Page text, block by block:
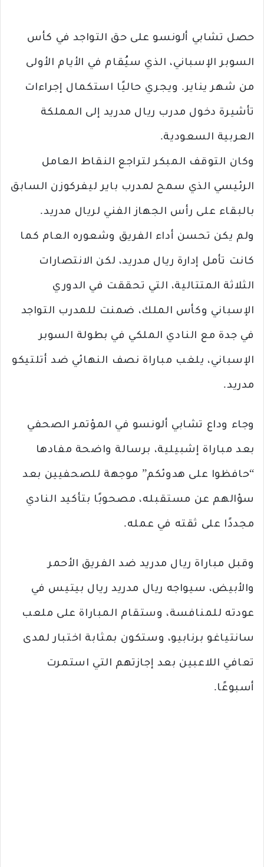
حصل تشابي ألونسو على حق التواجد في كأس
السوبر الإسباني، الذي سيُقام في الأيام الأولى
من شهر يناير. ويجري حاليًا استكمال إجراءات
تأشيرة دخول مدرب ريال مدريد إلى المملكة
العربية السعودية.
وكان التوقف المبكر لتراجع النقاط العامل
الرئيسي الذي سمح لمدرب باير ليفركوزن السابق
بالبقاء على رأس الجهاز الفني لريال مدريد.
ولم يكن تحسن أداء الفريق وشعوره العام كما
كانت تأمل إدارة ريال مدريد، لكن الانتصارات
الثلاثة المتتالية، التي تحققت في الدوري
الإسباني وكأس الملك، ضمنت للمدرب التواجد
في جدة مع النادي الملكي في بطولة السوبر
الإسباني، يلغب مباراة نصف النهائي ضد أتلتيكو
مدريد.
وجاء وداع تشابي ألونسو في المؤتمر الصحفي
بعد مباراة إشبيلية، برسالة واضحة مفادها
“حافظوا على هدوئكم” موجهة للصحفيين بعد
سؤالهم عن مستقبله، مصحوبًا بتأكيد النادي
مجددًا على ثقته في عمله.
وقبل مباراة ريال مدريد ضد الفريق الأحمر
والأبيض، سيواجه ريال مدريد ريال بيتيس في
عودته للمنافسة، وستقام المباراة على ملعب
سانتياغو برنابيو، وستكون بمثابة اختبار لمدى
تعافي اللاعبين بعد إجازتهم التي استمرت
أسبوعًا.